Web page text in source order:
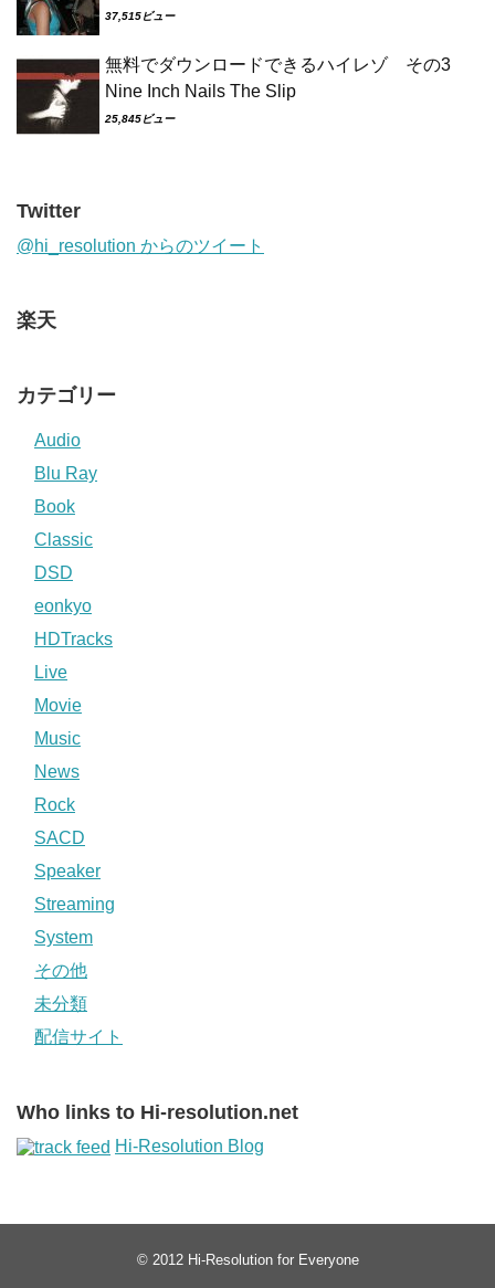
37,515ビュー
無料でダウンロードできるハイレゾ その3
Nine Inch Nails The Slip
25,845ビュー
Twitter
@hi_resolution からのツイート
楽天
カテゴリー
Audio
Blu Ray
Book
Classic
DSD
eonkyo
HDTracks
Live
Movie
Music
News
Rock
SACD
Speaker
Streaming
System
その他
未分類
配信サイト
Who links to Hi-resolution.net
Hi-Resolution Blog
© 2012 Hi-Resolution for Everyone